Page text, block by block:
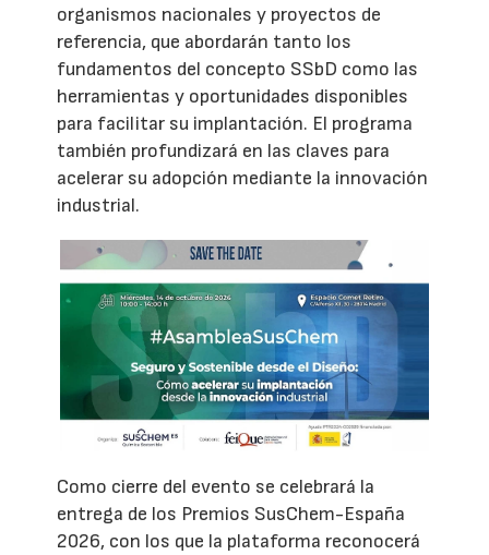
organismos nacionales y proyectos de
referencia, que abordarán tanto los
fundamentos del concepto SSbD como las
herramientas y oportunidades disponibles
para facilitar su implantación. El programa
también profundizará en las claves para
acelerar su adopción mediante la innovación
industrial.
Como cierre del evento se celebrará la
entrega de los Premios SusChem-España
2026, con los que la plataforma reconocerá